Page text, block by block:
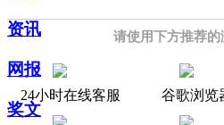
请使用下方推荐的
24小时在线客服 谷歌浏览
资讯
网报
奖文